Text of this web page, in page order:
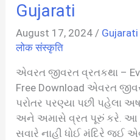
In
Gujarati
PDF
Gujarati
August 17, 2024 / Gujarati
लोक संस्कृति
એવરત જીવરત વ્રતકથા –
Free Download એવરત
પરોતર પરણ્યા પછી પહેલા
અને અમાસે વ્રત પૂરું કરે. આ
સવારે નાહી ધોઈ મંદિરે જઈ